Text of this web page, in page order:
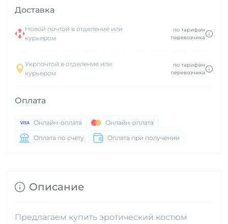
Доставка
Новой почтой в отделение или
курьером
по тарифам
перевозчика
Укрпочтой в отделение или
курьером
по тарифам
перевозчика
Оплата
Онлайн-оплата
Онлайн-оплата
Оплата по счету
Оплата при получении
Описание
Предлагаем купить эротический костюм